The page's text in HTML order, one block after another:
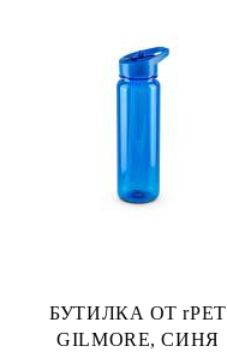
БУТИЛКА ОТ rPET
GILMORE, СИНЯ